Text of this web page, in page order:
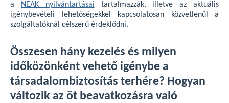
a
NEAK nyilvántartásai tartalmazzák, illetve az aktuális
igénybevételi lehetőségekkel kapcsolatosan közvetlenül a
szolgáltatóknál célszerű érdeklődni.
Összesen hány kezelés és milyen
időközönként vehető igénybe a
társadalombiztosítás terhére? Hogyan
változik az öt beavatkozásra való